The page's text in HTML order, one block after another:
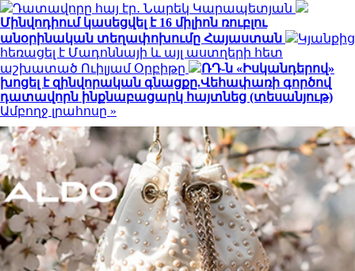
Դատավորը հայ էր․ Նարեկ Կարապետյան
Մինվոդիում կասեցվել է 16 միլիոն ռուբլու
անօրինական տեղափոխումը Հայաստան
Կյանքից
հեռացել է Մադոննայի և այլ աստղերի հետ
աշխատած Ուիլյամ Օրբիթը
ՌԴ-ն «Իսկանդերով»
խոցել է զինվորական գնացքը.Վեհափառի գործով
դատավորն ինքնաբացարկ հայտնեց (տեսանյութ)
Ամբողջ լրահոսը »